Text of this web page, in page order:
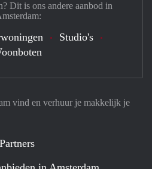
vind en verhuur je makkelijk je
Partners
Dit is ons andere aanbod in
Studio's